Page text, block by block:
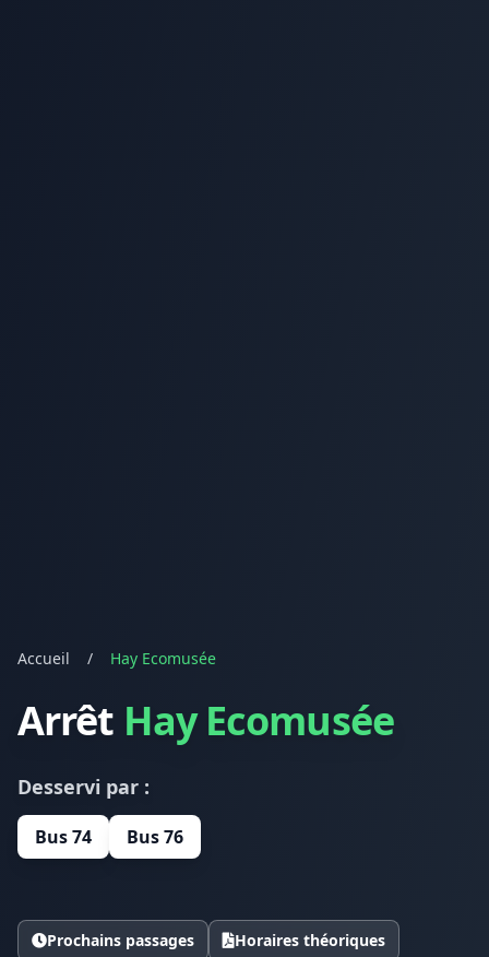
Accueil / Hay Ecomusée
Arrêt Hay Ecomusée
Desservi par :
Bus 74 Bus 76
Prochains passages
Horaires théoriques